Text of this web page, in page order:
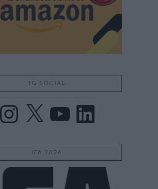
TG SOCIAL
Instagram YouTube LinkedIn
IFA 2026